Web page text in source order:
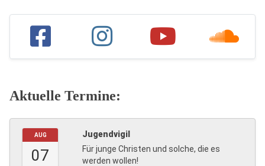
Aktuelle Termine:
AUG
07
Jugendvigil
Für junge Christen und solche, die es
werden wollen!